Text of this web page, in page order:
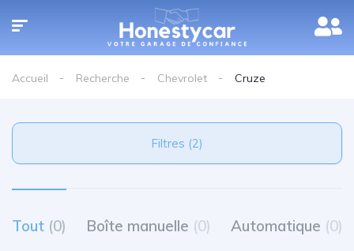
Accueil Recherche Chevrolet Cruze
Filtres (2)
Tout (0) Boîte manuelle (0) Automatique (0)